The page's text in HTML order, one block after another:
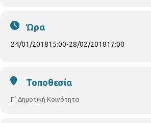
Ώρα
24/01/201815:00-28/02/201817:00
Τοποθεσία
Γ΄ Δημοτική Κοινότητα